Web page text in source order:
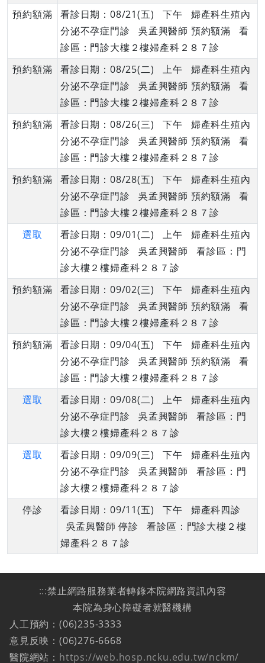
預約額滿
看診日期：08/21(五) 下午 婦產科生殖內
分泌不孕症門診 吳孟興醫師 預約額滿 看
診區：門診大樓２樓婦產科２８７診
預約額滿
看診日期：08/25(二) 上午 婦產科生殖內
分泌不孕症門診 吳孟興醫師 預約額滿 看
診區：門診大樓２樓婦產科２８７診
預約額滿
看診日期：08/26(三) 下午 婦產科生殖內
分泌不孕症門診 吳孟興醫師 預約額滿 看
診區：門診大樓２樓婦產科２８７診
預約額滿
看診日期：08/28(五) 下午 婦產科生殖內
分泌不孕症門診 吳孟興醫師 預約額滿 看
診區：門診大樓２樓婦產科２８７診
選取
看診日期：09/01(二) 上午 婦產科生殖內
分泌不孕症門診 吳孟興醫師 看診區：門
診大樓２樓婦產科２８７診
預約額滿
看診日期：09/02(三) 下午 婦產科生殖內
分泌不孕症門診 吳孟興醫師 預約額滿 看
診區：門診大樓２樓婦產科２８７診
預約額滿
看診日期：09/04(五) 下午 婦產科生殖內
分泌不孕症門診 吳孟興醫師 預約額滿 看
診區：門診大樓２樓婦產科２８７診
選取
看診日期：09/08(二) 上午 婦產科生殖內
分泌不孕症門診 吳孟興醫師 看診區：門
診大樓２樓婦產科２８７診
選取
看診日期：09/09(三) 下午 婦產科生殖內
分泌不孕症門診 吳孟興醫師 看診區：門
診大樓２樓婦產科２８７診
停診
看診日期：09/11(五) 下午 婦產科四診
吳孟興醫師 停診 看診區：門診大樓２樓
婦產科２８７診
:::禁止網路服務業者轉錄本院網路資訊內容
本院為身心障礙者就醫機構
人工預約：(06)235-3333
意見反映：(06)276-6668
醫院網站： https://web.hosp.ncku.edu.tw/nckm/